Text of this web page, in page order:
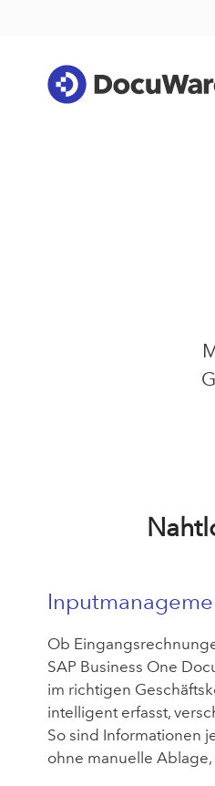
Ob
SAP Business One
im richtigen
intelligent erfasst,
So sind Informationen
ohne manuelle